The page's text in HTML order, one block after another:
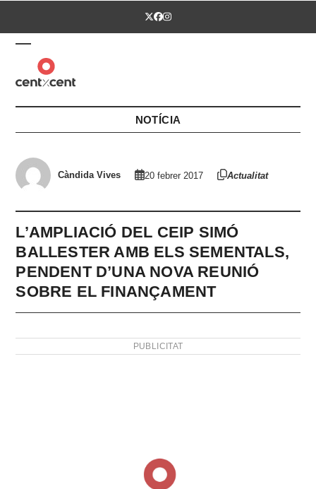
Twitter
Facebook
Instagram
Open
mobile
menu
Close
mobile
menu
NOTÍCIA
Càndida Vives 20 febrer 2017 Actualitat
L’AMPLIACIÓ DEL CEIP SIMÓ
BALLESTER AMB ELS SEMENTALS,
PENDENT D’UNA NOVA REUNIÓ
SOBRE EL FINANÇAMENT
PUBLICITAT